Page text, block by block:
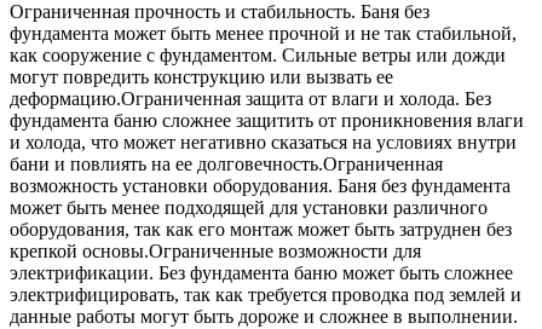
Ограниченная прочность и стабильность. Баня без
фундамента может быть менее прочной и не так стабильной,
как сооружение с фундаментом. Сильные ветры или дожди
могут повредить конструкцию или вызвать ее
деформацию.Ограниченная защита от влаги и холода. Без
фундамента баню сложнее защитить от проникновения влаги
и холода, что может негативно сказаться на условиях внутри
бани и повлиять на ее долговечность.Ограниченная
возможность установки оборудования. Баня без фундамента
может быть менее подходящей для установки различного
оборудования, так как его монтаж может быть затруднен без
крепкой основы.Ограниченные возможности для
электрификации. Без фундамента баню может быть сложнее
электрифицировать, так как требуется проводка под землей и
данные работы могут быть дороже и сложнее в выполнении.